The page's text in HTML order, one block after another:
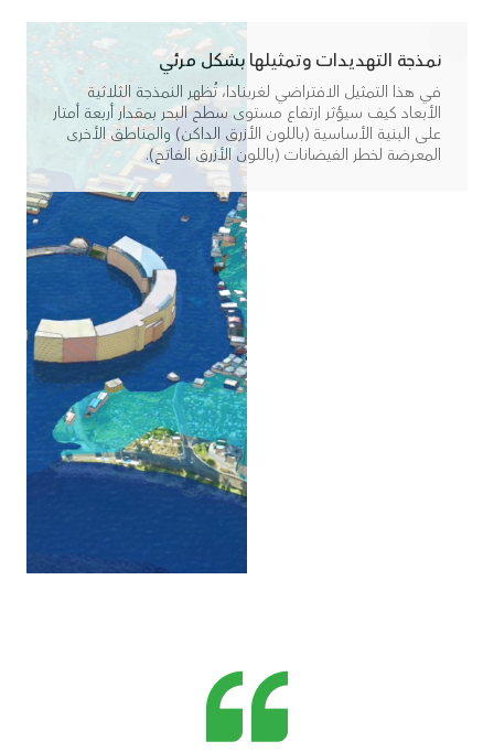
نمذجة التهديدات وتمثيلها بشكل مرئي
في هذا التمثيل الافتراضي لغرينادا، تُظهر النمذجة الثلاثية
الأبعاد كيف سيؤثر ارتفاع مستوى سطح البحر بمقدار أربعة أمتار
على البنية الأساسية (باللون الأزرق الداكن) والمناطق الأخرى
المعرضة لخطر الفيضانات (باللون الأزرق الفاتح).